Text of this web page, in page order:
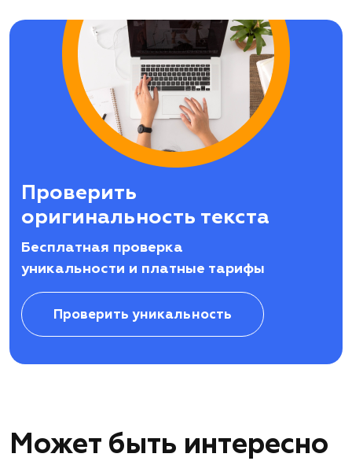
Проверить
оригинальность текста
Бесплатная проверка
уникальности и платные тарифы
Проверить уникальность
Может быть интересно